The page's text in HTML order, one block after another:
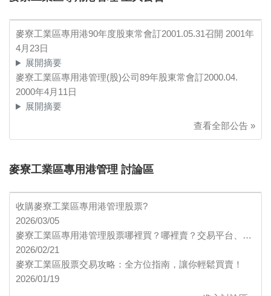
麥寮工業區專用港90年度股東常會訂2001.05.31召開 2001年
4月23日
展開摘要
麥寮工業區專用港管理(股)公司89年股東常會訂2000.04.
2000年4月11日
展開摘要
查看全部公告 »
麥寮工業區專用港管理 討論區
收購麥寮工業區專用港管理股票?
2026/03/05
麥寮工業區專用港管理股票哪裡買？哪裡賣？交易平台、…
2026/02/21
麥寮工業區股票交易攻略：全方位指南，讓你輕鬆買賣！
2026/01/19